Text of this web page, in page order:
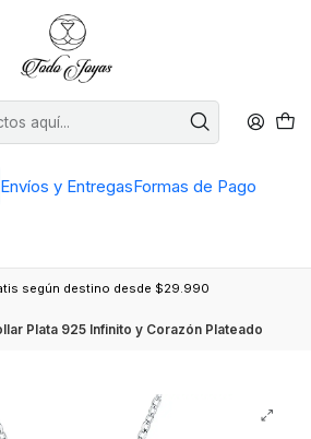
Envíos y EntregasFormas de Pago
según destino desde $29.990
Plata 925 Infinito y Corazón Plateado